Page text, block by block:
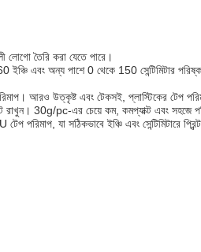
লোগো তৈরি করা যেতে পারে।
এবং অন্য পাশে 0 থেকে 150 সেন্টিমিটার
আরও উত্কৃষ্ট এবং টেকসই, প্লাস্টিকের টেপ
রাখুন। 30g/pc-এর চেয়ে কম, কমপ্যাক্ট এবং
পরিমাপ, যা সঠিকভাবে ইঞ্চি এবং